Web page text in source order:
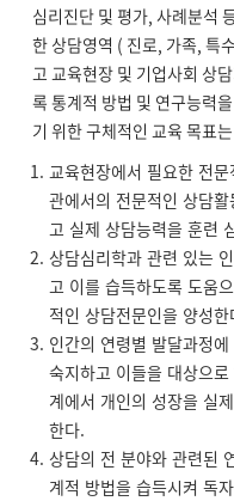
심리진단 및 평가, 사례분석
한 상담영역 ( 진로, 가족, 특
고 교육현장 및 기업사회 상
록 통계적 방법 및 연구능력
기 위한 구체적인 교육 목표
교육현장에서 필요한 전
관에서의 전문적인 상담
고 실제 상담능력을 훈련
상담심리학과 관련 있는
고 이를 습득하도록 도움
적인 상담전문인을 양성한
인간의 연령별 발달과정
숙지하고 이들을 대상으
계에서 개인의 성장을 실
한다.
상담의 전 분야와 관련된
계적 방법을 습득시켜 독